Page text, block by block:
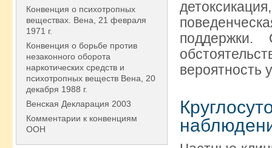
Конвенция о психотропных
веществах. Вена, 21 февраля
1971 г.
Конвенция о борьбе против
незаконного оборота
наркотических средств и
психотропных веществ Вена, 20
декабря 1988 г.
Венская Декларация 2003
Комментарии к конвенциям
ООН
вероятность